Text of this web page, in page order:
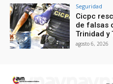
Seguridad
Cicpc
de falsas
Trinidad y
agosto 6, 2026